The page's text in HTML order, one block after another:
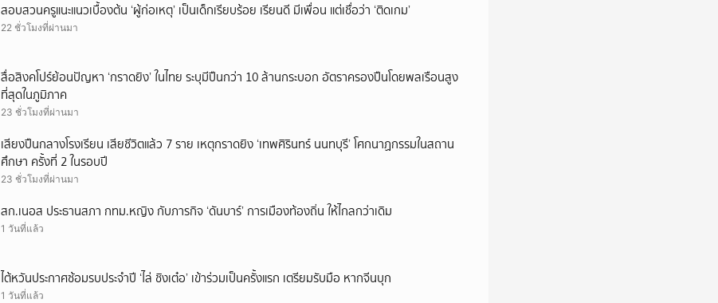
สอบสวนครูแนะแนวเบื้องต้น ‘ผู้ก่อเหตุ’ เป็นเด็กเรียบร้อย เรียนดี มีเพื่อน แต่เชื่อว่า ‘ติดเกม’
22 ชั่วโมงที่ผ่านมา
สื่อสิงคโปร์ย้อนปัญหา ‘กราดยิง’ ในไทย ระบุมีปืนกว่า 10 ล้านกระบอก อัตราครองปืนโดยพลเรือนสูง
ที่สุดในภูมิภาค
23 ชั่วโมงที่ผ่านมา
เสียงปืนกลางโรงเรียน เสียชีวิตแล้ว 7 ราย เหตุกราดยิง ‘เทพศิรินทร์ นนทบุรี’ โศกนาฏกรรมในสถาน
ศึกษา ครั้งที่ 2 ในรอบปี
23 ชั่วโมงที่ผ่านมา
สก.เนอส ประธานสภา กทม.หญิง กับภารกิจ ‘ดันบาร์’ การเมืองท้องถิ่น ให้ไกลกว่าเดิม
1 วันที่แล้ว
ไต้หวันประกาศซ้อมรบประจำปี ‘ไล่ ชิงเต๋อ’ เข้าร่วมเป็นครั้งแรก เตรียมรับมือ หากจีนบุก
1 วันที่แล้ว